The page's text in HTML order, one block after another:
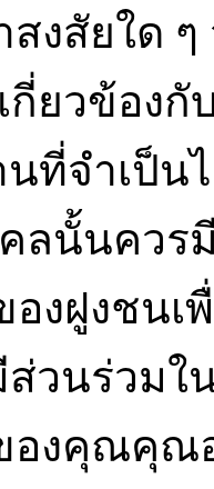
งสัยใด
ยวข้อง
ที่จำเป็น
ลนั้นคว
งฝูงชนเ
ส่วนร่วม
งคุณคุณ